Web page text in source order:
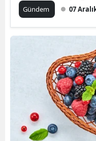
Gündem 07